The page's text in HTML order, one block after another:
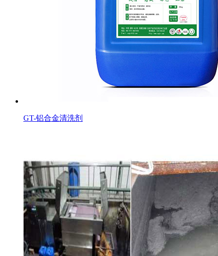
GT-铝合金清洗剂